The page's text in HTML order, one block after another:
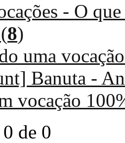
- O que
8)
uma
Banuta -
vocação
de 0